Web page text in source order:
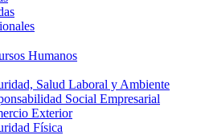
Humanos
Salud Laboral y Ambiente
Social Empresarial
Exterior
Física